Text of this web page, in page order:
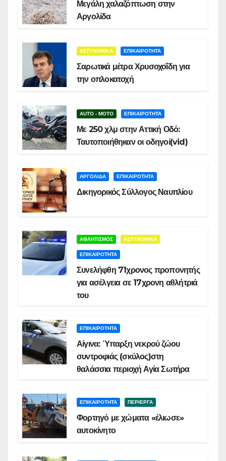
Μεγάλη χαλαζόπτωση στην
Αργολίδα
ΑΣΤΥΝΟΜΙΚΑ ΕΠΙΚΑΙΡΟΤΗΤΑ
Σαρωτικά μέτρα Χρυσοχοΐδη για
την οπλοκατοχή
AUTO - MOTO ΕΠΙΚΑΙΡΟΤΗΤΑ
Με 250 χλμ στην Αττική Οδό:
Ταυτοποιήθηκαν οι οδηγοί(vid)
ΑΡΓΟΛΙΔΑ ΕΠΙΚΑΙΡΟΤΗΤΑ
Δικηγορικός Σύλλογος Ναυπλίου
ΑΘΛΗΤΙΣΜΟΣ ΑΣΤΥΝΟΜΙΚΑ
ΕΠΙΚΑΙΡΟΤΗΤΑ
Συνελήφθη 71χρονος προπονητής
για ασέλγεια σε 17χρονη αθλήτριά
του
ΕΠΙΚΑΙΡΟΤΗΤΑ
Αίγινα: Ύπαρξη νεκρού ζώου
συντροφιάς (σκύλος)στη
θαλάσσια περιοχή Αγία Σωτήρα
ΕΠΙΚΑΙΡΟΤΗΤΑ ΠΕΡΙΕΡΓΑ
Φορτηγό με χώματα «έλιωσε»
αυτοκίνητο